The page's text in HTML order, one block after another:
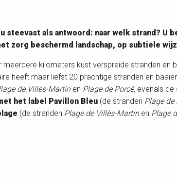
als antwoord: naar welk strand? U
zorg beschermd landschap, op subtiele
kilometers kust verspreide stranden en
heeft maar liefst 20 prachtige stranden en
de Villès-Martinen Plage de Porcé, evenals de
het label Pavillon Bleu (de stranden Plage de
(de stranden Plage de Villès-Martinen Plage